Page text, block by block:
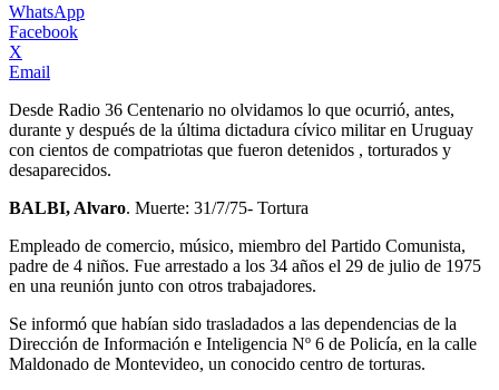
WhatsApp
Facebook
X
Email
Desde Radio 36 Centenario no olvidamos lo que ocurrió, antes,
durante y después de la última dictadura cívico militar en Uruguay
con cientos de compatriotas que fueron detenidos , torturados y
desaparecidos.
BALBI, Alvaro. Muerte: 31/7/75- Tortura
Empleado de comercio, músico, miembro del Partido Comunista,
padre de 4 niños. Fue arrestado a los 34 años el 29 de julio de 1975
en una reunión junto con otros trabajadores.
Se informó que habían sido trasladados a las dependencias de la
Dirección de Información e Inteligencia Nº 6 de Policía, en la calle
Maldonado de Montevideo, un conocido centro de torturas.